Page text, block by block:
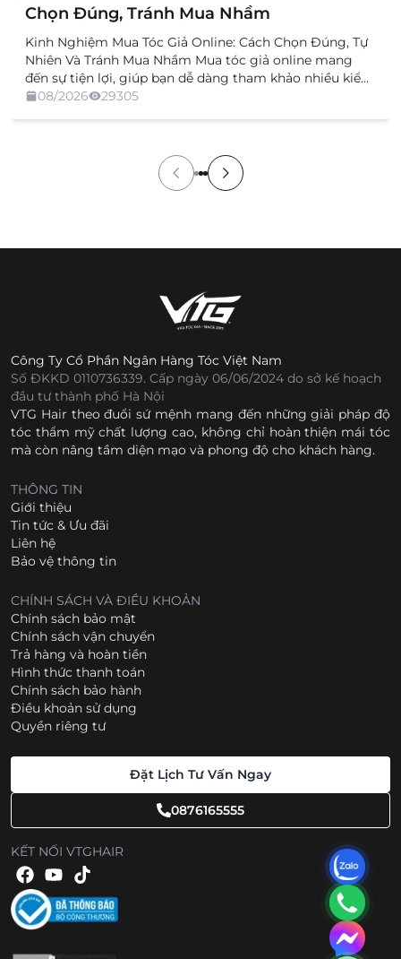
Chọn Đúng, Tránh Mua Nhầm
Kinh Nghiệm Mua Tóc Giả Online: Cách Chọn Đúng, Tự
Nhiên Và Tránh Mua Nhầm Mua tóc giả online mang
đến sự tiện lợi, giúp bạn dễ dàng tham khảo nhiều kiểu
dáng, chất liệu và mức giá mà không cần trực tiếp đến
08/2026 29305
Công Ty Cổ Phần Ngân Hàng Tóc Việt Nam
Số ĐKKD 0110736339. Cấp ngày 06/06/2024 do sở kế hoạch
đầu tư thành phố Hà Nội
VTG Hair theo đuổi sứ mệnh mang đến những giải pháp độ
tóc thẩm mỹ chất lượng cao, không chỉ hoàn thiện mái tóc
mà còn nâng tầm diện mạo và phong độ cho khách hàng.
THÔNG TIN
Giới thiệu
Tin tức & Ưu đãi
Liên hệ
Bảo vệ thông tin
CHÍNH SÁCH VÀ ĐIỀU KHOẢN
Chính sách bảo mật
Chính sách vận chuyển
Trả hàng và hoàn tiền
Hình thức thanh toán
Chính sách bảo hành
Điều khoản sử dụng
Quyền riêng tư
Đặt Lịch Tư Vấn Ngay
0876165555
KẾT NỐI VTGHAIR